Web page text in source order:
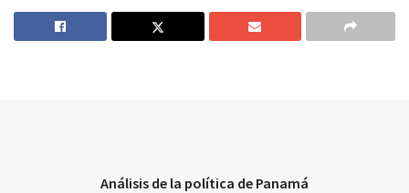
Análisis de la política de Panamá